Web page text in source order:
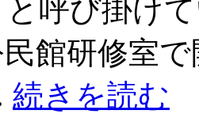
と呼び掛け
館研修室
続きを読む